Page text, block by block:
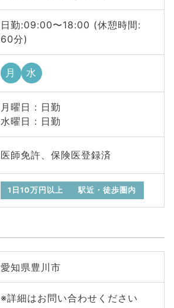
日勤:09:00〜18:00 (休憩時間:
60分)
月 水
月曜日 : 日勤
水曜日 : 日勤
医師免許、保険医登録済
1日10万円以上 駅近・徒歩圏内
愛知県豊川市
※詳細はお問い合わせください